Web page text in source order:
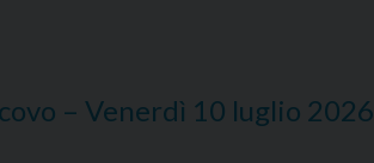
– Venerdì 10 luglio 2026